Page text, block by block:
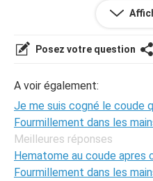
Posez votre question
A voir également:
Je me suis cogné le coude
Fourmillement dans les
Meilleures réponses
Hematome au coude apres
Fourmillement dans les